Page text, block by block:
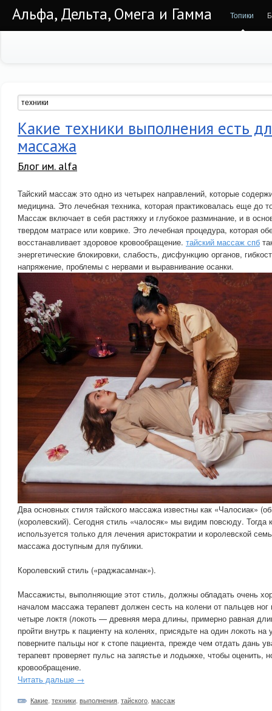
Альфа, Дельта, Омега и Гамма Топики
Какие техники выполнения есть
массажа
Блог им. alfa
Тайский массаж это одно из четырех направлений, которые
медицина. Это лечебная техника, которая практиковалась еще до
Массаж включает в себя растяжку и глубокое разминание, и в
твердом матрасе или коврике. Это лечебная процедура, которая
восстанавливает здоровое кровообращение. тайский массаж спб
энергетические блокировки, слабость, дисфункцию органов,
напряжение, проблемы с нервами и выравнивание осанки.
Два основных стиля тайского массажа известны как «Чалосиак»
(королевский). Сегодня стиль «чалосяк» мы видим повсюду. Тогда
используется только для лечения аристократии и королевской
массажа доступным для публики.
Королевский стиль («раджасамнак»).
Массажисты, выполняющие этот стиль, должны обладать очень
началом массажа терапевт должен сесть на колени от пальцев ног
четыре локтя (локоть — древняя мера длины, примерно равная
пройти внутрь к пациенту на коленях, присядьте на один локоть на
поверните пальцы ног к стопе пациента, прежде чем отдать дань
терапевт проверяет пульс на запястье и лодыжке, чтобы оценить,
кровообращение.
Читать дальше →
Какие техники выполнения тайского массаж